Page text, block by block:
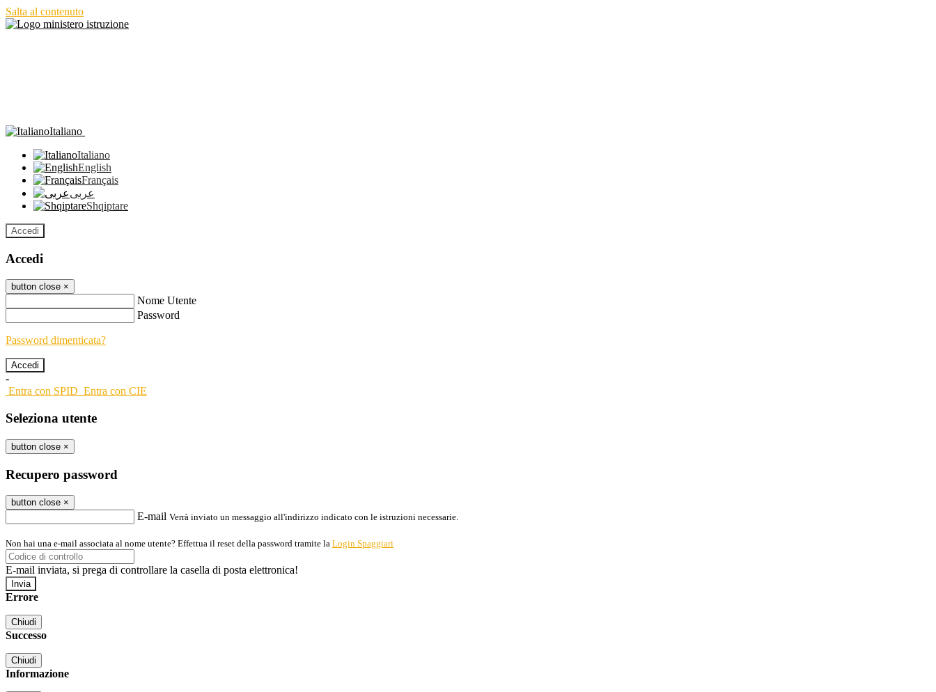
Salta al contenuto
Italiano
Italiano
English
Français
عربى
Shqiptare
Accedi
Accedi
button close ×
Nome Utente
Password
Password dimenticata?
-
Entra con SPID Entra con CIE
Seleziona utente
button close ×
Recupero password
button close ×
E-mail Verrà inviato un messaggio all'indirizzo indicato con le istruzioni necessarie.
Non hai una e-mail associata al nome utente? Effettua il reset della password tramite la Login Spaggiari
E-mail inviata, si prega di controllare la casella di posta elettronica!
Errore
Chiudi
Successo
Chiudi
Informazione